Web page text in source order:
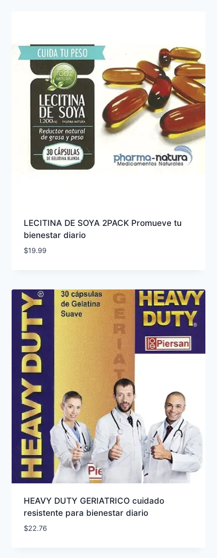
LECITINA DE SOYA 2PACK Promueve tu
bienestar diario
$19.99
HEAVY DUTY GERIATRICO cuidado
resistente para bienestar diario
$22.76